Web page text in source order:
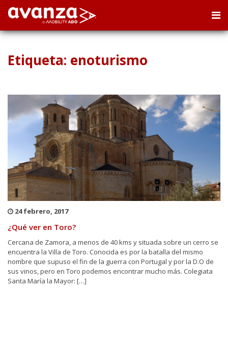
Etiqueta: enoturismo
24 febrero, 2017
¿Qué ver en Toro?
Cercana de Zamora, a menos de 40 kms y situada sobre un cerro se
encuentra la Villa de Toro. Conocida es por la batalla del mismo
nombre que supuso el fin de la guerra con Portugal y por la D.O de
sus vinos, pero en Toro podemos encontrar mucho más. Colegiata
Santa María la Mayor: […]